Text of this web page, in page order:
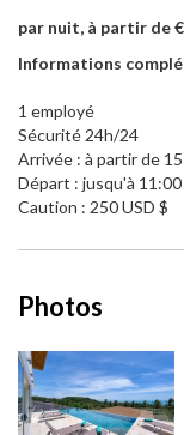
par nuit, à partir de
Informations
1 employé
Sécurité 24h/24
Arrivée : à partir de
Départ : jusqu'à 11:00
Caution : 250 USD $
Photos